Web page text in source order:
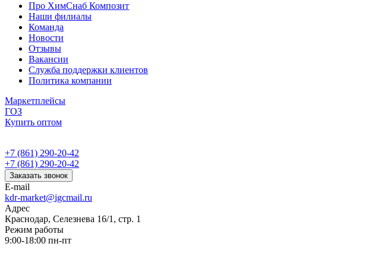
Про ХимСнаб Композит
Наши филиалы
Команда
Новости
Отзывы
Вакансии
Служба поддержки клиентов
Политика компании
Маркетплейсы
ГОЗ
Купить оптом
+7 (861) 290-20-42
+7 (861) 290-20-42
Заказать звонок
E-mail
kdr-market@igcmail.ru
Адрес
Краснодар, Селезнева 16/1, стр. 1
Режим работы
9:00-18:00 пн-пт